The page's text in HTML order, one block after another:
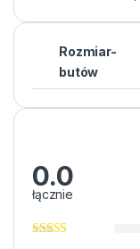
Rozmiar-
butów
0.0
łącznie